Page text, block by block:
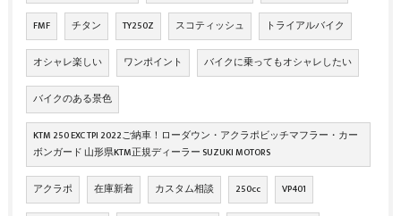
FMF チタン TY250Z スコティッシュ トライアルバイク
オシャレ楽しい ワンポイント バイクに乗ってもオシャレしたい
バイクのある景色
KTM 250 EXC TPI 2022ご納車！ローダウン・アクラポビッチマフラー・カー
ボンガード 山形県KTM正規ディーラー SUZUKI MOTORS
アクラポ 在庫新着 カスタム相談 250cc VP401